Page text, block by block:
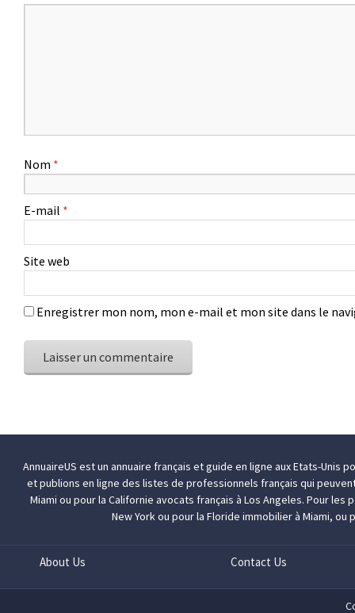
Nom *
E-mail *
Site web
Enregistrer mon nom, mon e-mail et mon site dans le
AnnuaireUS est un annuaire français et guide en ligne aux Etats-Unis
et publions en ligne des listes de professionnels français qui
Miami ou pour la Californieavocats français à Los Angeles. Pour les
New Yorkou pour la Florideimmobilier à Miami, ou
About Us Contact Us